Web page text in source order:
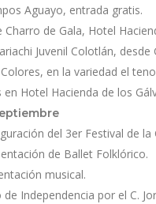
Aguayo, entrada gratis.
Charro de Gala, Hotel
Juvenil Colotlán, desde
en la variedad el
Hotel Hacienda de los
del 3er Festival de la
de Ballet Folklórico.
musical.
de Independencia por el C.